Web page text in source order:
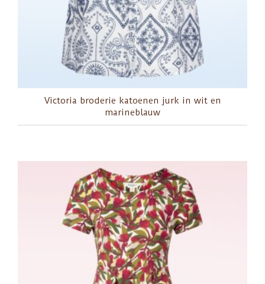
Victoria broderie katoenen jurk in wit en
marineblauw